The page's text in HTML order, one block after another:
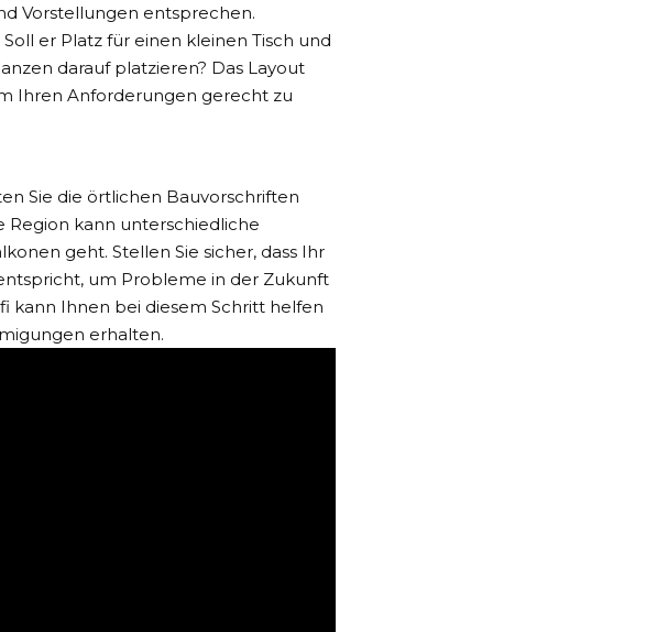
Vorstellungen entsprechen.
er Platz für einen kleinen Tisch und
darauf platzieren? Das Layout
Ihren Anforderungen gerecht zu
Sie die örtlichen Bauvorschriften
kann unterschiedliche
geht. Stellen Sie sicher, dass Ihr
um Probleme in der Zukunft
kann Ihnen bei diesem Schritt helfen
erhalten.